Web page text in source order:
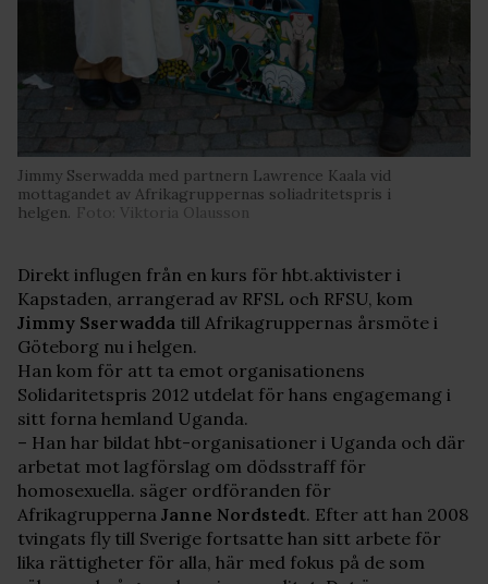
Jimmy Sserwadda med partnern Lawrence Kaala vid
mottagandet av Afrikagruppernas soliadritetspris i
helgen. Foto: Viktoria Olausson
Direkt influgen från en kurs för hbt.aktivister i
Kapstaden, arrangerad av RFSL och RFSU, kom
Jimmy Sserwadda till Afrikagruppernas årsmöte i
Göteborg nu i helgen.
Han kom för att ta emot organisationens
Solidaritetspris 2012 utdelat för hans engagemang i
sitt forna hemland Uganda.
– Han har bildat hbt-organisationer i Uganda och där
arbetat mot lagförslag om dödsstraff för
homosexuella. säger ordföranden för
Afrikagrupperna Janne Nordstedt. Efter att han 2008
tvingats fly till Sverige fortsatte han sitt arbete för
lika rättigheter för alla, här med fokus på de som